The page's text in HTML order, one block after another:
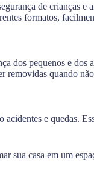
de crianças
formatos,
dos pequenos e
removidas quando
e quedas.
sua casa em um